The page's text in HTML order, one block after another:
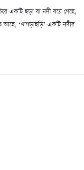
একটি ছড়া বা নদী বয়ে গেছে,
আছে, ‘খাগড়াছড়ি’ একটি নদীর